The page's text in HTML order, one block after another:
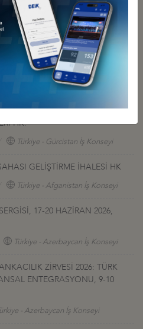
indirimli ücret uygulanmaktadır.
olanlara extra %10 indirim
HK.
Türkiye - Gürcistan İş Konseyi
GELİŞTİRME İHALESİ HK
Türkiye - Afganistan İş Konseyi
17-20 HAZİRAN 2026,
Türkiye - Azerbaycan İş Konseyi
ZİRVESİ 2026: TÜRK
ENTEGRASYONU, 9-10
- Azerbaycan İş Konseyi